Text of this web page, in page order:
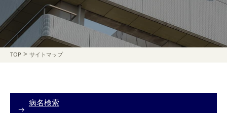
TOP > サイトマップ
病名検索